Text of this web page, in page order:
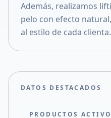
Además, realizamos
pelo con efecto
al estilo de cada clienta.
DATOS DESTACADOS
PRODUCTOS